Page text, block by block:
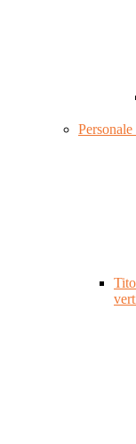
Personale